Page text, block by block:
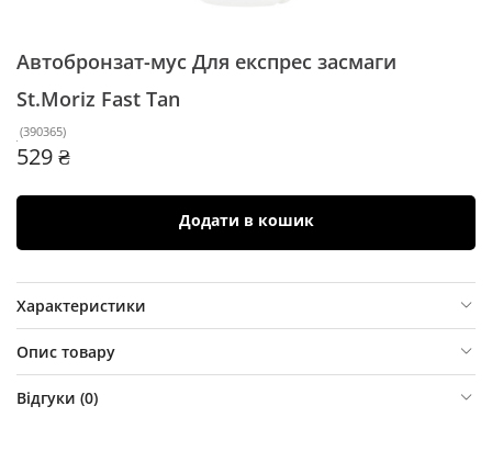
Автобронзат-мус Для експрес засмаги
St.Moriz Fast Tan
(390365)
529 ₴
Додати в кошик
Характеристики
Опис товару
Відгуки (0)